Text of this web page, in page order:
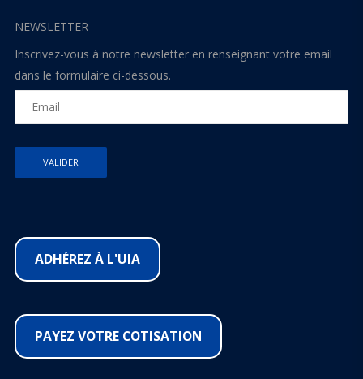
NEWSLETTER
Inscrivez-vous à notre newsletter en renseignant votre email
dans le formulaire ci-dessous.
ADHÉREZ À L'UIA
PAYEZ VOTRE COTISATION